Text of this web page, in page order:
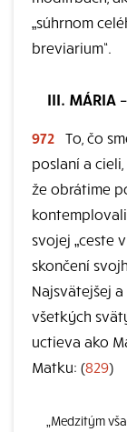
„súhrnom
breviarium“.
III. MÁRIA
972 To, čo
poslaní a
že obrátime
svojej „ceste
skončení
Najsvätejšej
všetkých
uctieva ako
Matku: (829)
„Medzitým